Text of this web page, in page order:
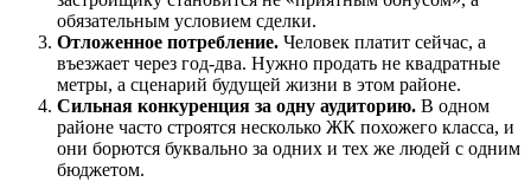
обязательным условием сделки.
Отложенное потребление. Человек платит сейчас, а
въезжает через год-два. Нужно продать не квадратные
метры, а сценарий будущей жизни в этом районе.
Сильная конкуренция за одну аудиторию. В одном
районе часто строятся несколько ЖК похожего класса, и
они борются буквально за одних и тех же людей с одним
бюджетом.